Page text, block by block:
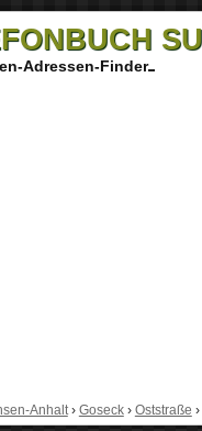
Adressen-Finder
Anhalt› Goseck› Oststraße ›